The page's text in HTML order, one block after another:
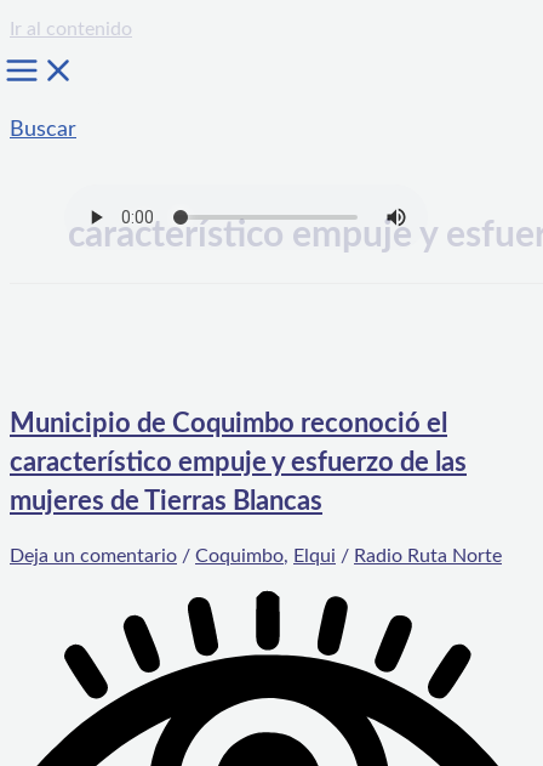
Ir al contenido
Buscar
característico empuje y
Municipio de Coquimbo reconoció el
característico empuje y esfuerzo de las
mujeres de Tierras Blancas
Deja un comentario / Coquimbo, Elqui / Radio Ruta Norte